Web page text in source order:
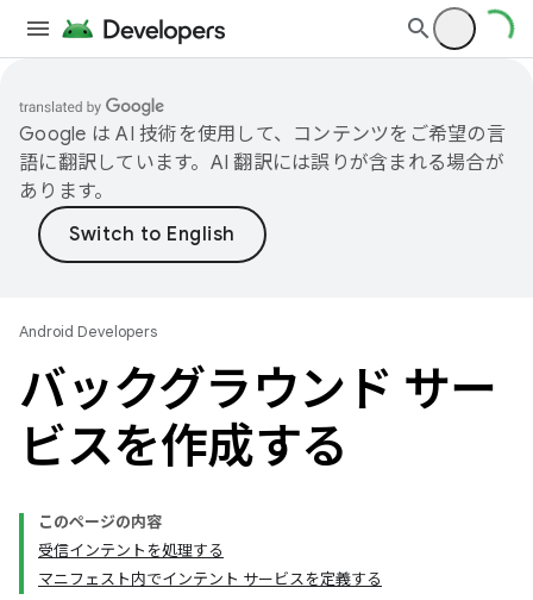
Google は AI 技術を使用して、コンテンツをご希望の言
語に翻訳しています。AI 翻訳には誤りが含まれる場合が
あります。
Android Developers
バックグラウンド サー
ビスを作成する
このページの内容
受信インテントを処理する
マニフェスト内でインテント サービスを定義する